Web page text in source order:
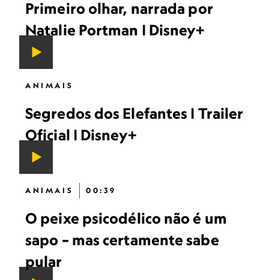
Primeiro olhar, narrada por
Natalie Portman | Disney+
ANIMAIS
Segredos dos Elefantes | Trailer
Oficial | Disney+
ANIMAIS 00:39
O peixe psicodélico não é um
sapo – mas certamente sabe
pular